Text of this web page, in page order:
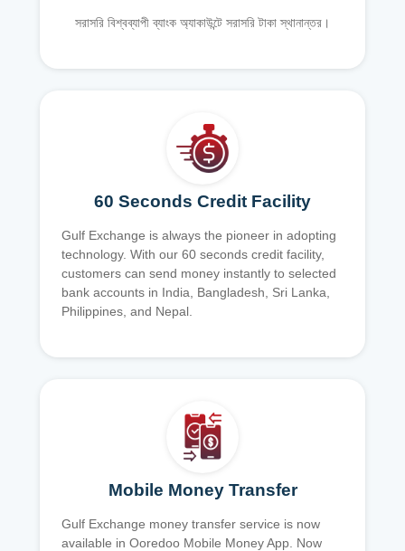
সরাসরি বিশ্বব্যাপী ব্যাংক অ্যাকাউন্টে সরাসরি টাকা স্থানান্তর।
60 Seconds Credit Facility
Gulf Exchange is always the pioneer in adopting
technology. With our 60 seconds credit facility,
customers can send money instantly to selected
bank accounts in India, Bangladesh, Sri Lanka,
Philippines, and Nepal.
Mobile Money Transfer
Gulf Exchange money transfer service is now
available in Ooredoo Mobile Money App. Now